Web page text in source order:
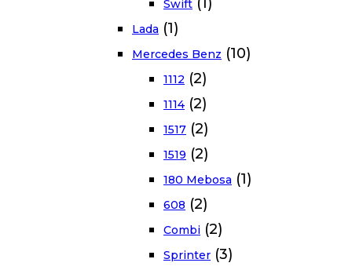
Swift
Lada (1)
Mercedes Benz (10)
1112 (2)
1114 (2)
1517 (2)
1519 (2)
180 Mebosa (1)
608 (2)
Combi (2)
Sprinter (3)